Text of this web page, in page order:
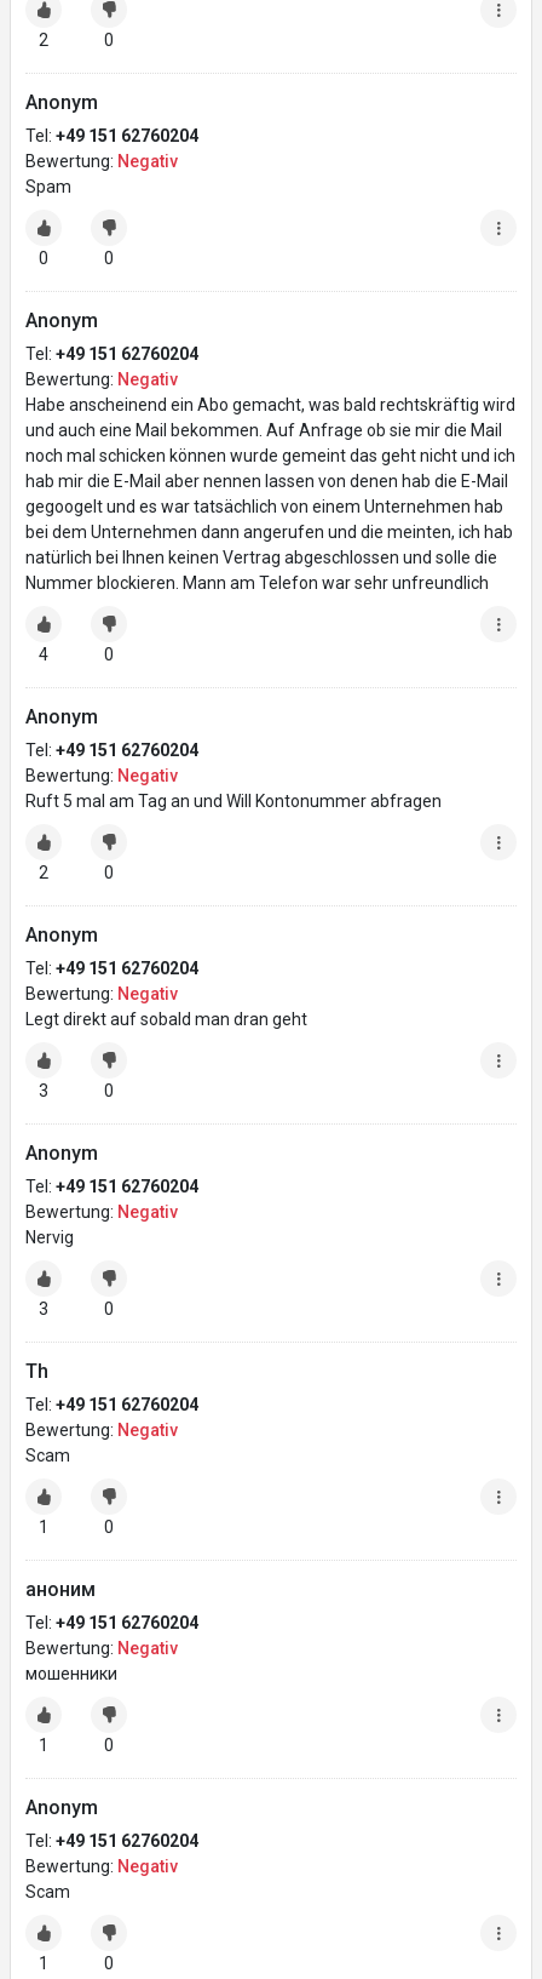
2 0
Anonym
Tel: +49 151 62760204
Bewertung: Negativ
Spam
0 0
Anonym
Tel: +49 151 62760204
Bewertung: Negativ
Habe anscheinend ein Abo gemacht, was bald rechtskräftig wird
und auch eine Mail bekommen. Auf Anfrage ob sie mir die Mail
noch mal schicken können wurde gemeint das geht nicht und ich
hab mir die E-Mail aber nennen lassen von denen hab die E-Mail
gegoogelt und es war tatsächlich von einem Unternehmen hab
bei dem Unternehmen dann angerufen und die meinten, ich hab
natürlich bei Ihnen keinen Vertrag abgeschlossen und solle die
Nummer blockieren. Mann am Telefon war sehr unfreundlich
4 0
Anonym
Tel: +49 151 62760204
Bewertung: Negativ
Ruft 5 mal am Tag an und Will Kontonummer abfragen
2 0
Anonym
Tel: +49 151 62760204
Bewertung: Negativ
Legt direkt auf sobald man dran geht
3 0
Anonym
Tel: +49 151 62760204
Bewertung: Negativ
Nervig
3 0
Th
Tel: +49 151 62760204
Bewertung: Negativ
Scam
1 0
аноним
Tel: +49 151 62760204
Bewertung: Negativ
мошенники
1 0
Anonym
Tel: +49 151 62760204
Bewertung: Negativ
Scam
1 0